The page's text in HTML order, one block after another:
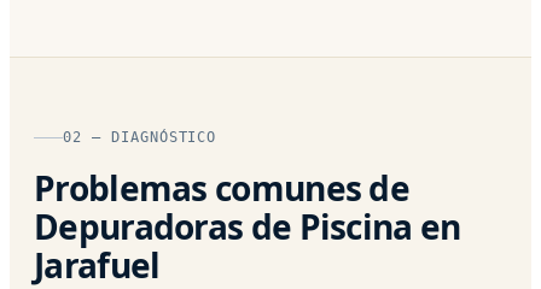
02 — DIAGNÓSTICO
Problemas comunes de
Depuradoras de Piscina en
Jarafuel